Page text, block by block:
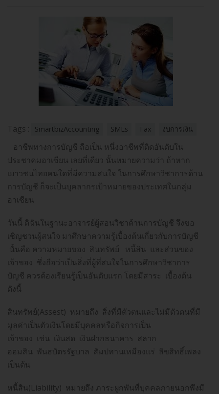
Tags : SmartbizAccounting SMEs Tax งบการเงิน
อาชีพทางการบัญชี ถือเป็น หนึ่งอาชีพที่ติดอันดับใน
ประชาคมอาเซียน เลยที่เดียว นั้นหมายความว่า ถ้าหาก
เยาวชนไทยคนใดที่มีความสนใจ ในการศึกษาวิชาการด้าน
การบัญชี ก็จะเป็นบุคลากรเป้าหมายของประเทศในกลุ่ม
อาเซียน
วันนี้ ดิฉันในฐานะอาจารย์ผู้สอนวิชาด้านการบัญชี จึงขอ
เชิญชวนผู้สนใจ มาศึกษาความรู้เบื้องต้นเกี่ยวกับการบัญชี
นั้นคือ ความหมายของ สินทรัพย์ หนี้สิน และส่วนของ
เจ้าของ ซึ่งถือว่าเป็นสิ่งที่ผู้ที่สนใจในการศึกษาวิชาการ
บัญชี ควรต้องเรียนรู้เป็นอันดับแรก โดยมีสาระ เบื้องต้น
ดังนี้
สินทรัพย์(Assest) หมายถึง สิ่งที่มีตัวตนและไม่มีตัวตนที่มี
มูลค่าเป็นตัวเงินโดยมีบุคคลหรือกิจการเป็น
เจ้าของ เช่น เงินสด เงินฝากธนาคาร สลาก
ออมสิน พันธบัตรรัฐบาล สัมปทานเหมืองแร่ ลิขสิทธิ์เพลง
เป็นต้น
หนี้สิน(Liability) หมายถึง ภาระผูกพันที่บุคคลภายนอกพึงมี